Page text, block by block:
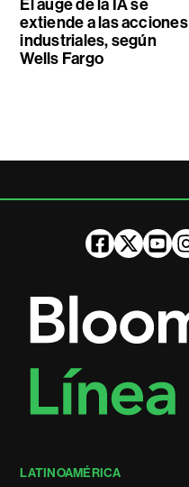
El auge de la IA se
extiende a las acciones
industriales, según
Wells Fargo
LATINOAMÉRICA